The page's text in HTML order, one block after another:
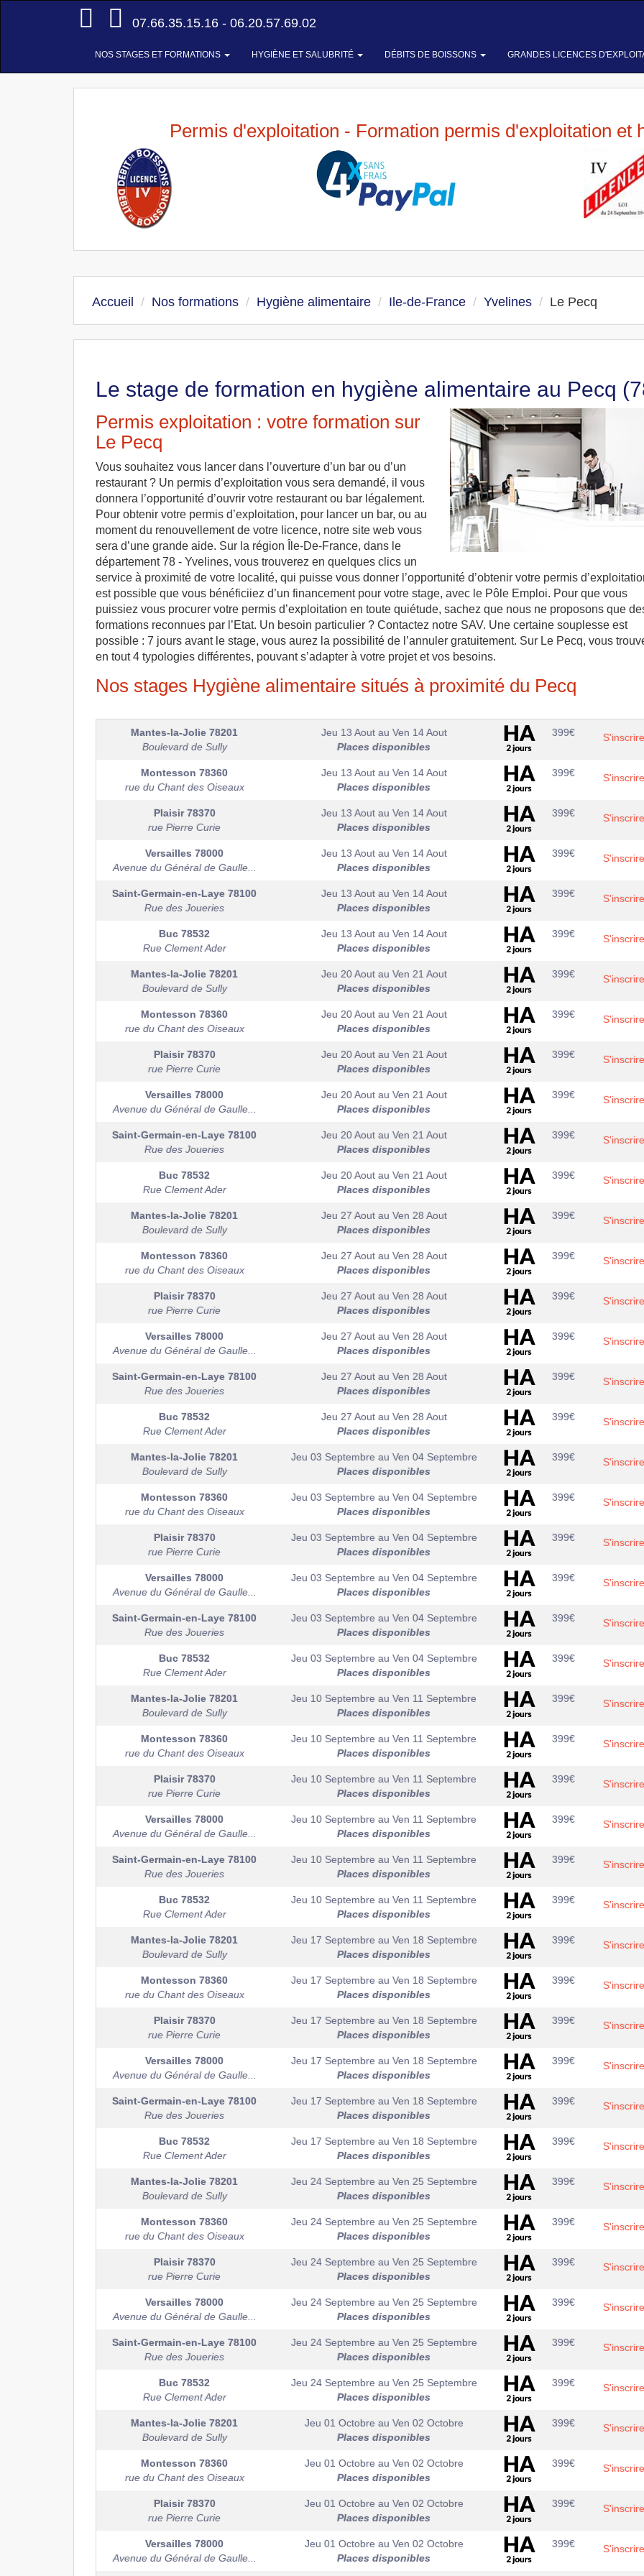
Accueil
07.66.35.15.16 - 06.20.57.69.02
NOS STAGES ET FORMATIONS HYGIÈNE ET SALUBRITÉ DÉBITS DE BOISSONS GRANDES LICENCES
Permis d'exploitation - Formation permis d'exploitation et
Accueil Nos formations Hygiène alimentaire Ile-de-France Yvelines Le Pecq
Le stage de formation en hygiène alimentaire au Pecq
Permis exploitation : votre formation sur
Le Pecq
Vous souhaitez vous lancer dans l’ouverture d’un bar ou d’un
restaurant ? Un permis d’exploitation vous sera demandé, il vous
donnera l’opportunité d’ouvrir votre restaurant ou bar légalement.
Pour obtenir votre permis d’exploitation, pour lancer un bar, ou au
moment du renouvellement de votre licence, notre site web vous
sera d’une grande aide. Sur la région Île-De-France, dans le
département 78 - Yvelines, vous trouverez en quelques clics un
service à proximité de votre localité, qui puisse vous donner l’opportunité d’obtenir votre permis
est possible que vous bénéficiiez d’un financement pour votre stage, avec le Pôle Emploi. Pour que vous
puissiez vous procurer votre permis d’exploitation en toute quiétude, sachez que nous ne proposons que
formations reconnues par l’Etat. Un besoin particulier ? Contactez notre SAV. Une certaine souplesse est
possible : 7 jours avant le stage, vous aurez la possibilité de l’annuler gratuitement. Sur Le Pecq, vous
en tout 4 typologies différentes, pouvant s’adapter à votre projet et vos besoins.
Nos stages Hygiène alimentaire situés à proximité du Pecq
Mantes-la-Jolie 78201
Boulevard de Sully
Jeu 13 Aout au Ven 14 Aout
Places disponibles
399€ S'inscrire
Montesson 78360
rue du Chant des Oiseaux
Jeu 13 Aout au Ven 14 Aout
Places disponibles
399€ S'inscrire
Plaisir78370
rue Pierre Curie
Jeu 13 Aout au Ven 14 Aout
Places disponibles
399€ S'inscrire
Versailles 78000
Avenue du Général de Gaulle...
Jeu 13 Aout au Ven 14 Aout
Places disponibles
399€ S'inscrire
Saint-Germain-en-Laye 78100
Rue des Joueries
Jeu 13 Aout au Ven 14 Aout
Places disponibles
399€ S'inscrire
Buc 78532
Rue Clement Ader
Jeu 13 Aout au Ven 14 Aout
Places disponibles
399€ S'inscrire
Mantes-la-Jolie 78201
Boulevard de Sully
Jeu 20 Aout au Ven 21 Aout
Places disponibles
399€ S'inscrire
Montesson 78360
rue du Chant des Oiseaux
Jeu 20 Aout au Ven 21 Aout
Places disponibles
399€ S'inscrire
Plaisir78370
rue Pierre Curie
Jeu 20 Aout au Ven 21 Aout
Places disponibles
399€ S'inscrire
Versailles 78000
Avenue du Général de Gaulle...
Jeu 20 Aout au Ven 21 Aout
Places disponibles
399€ S'inscrire
Saint-Germain-en-Laye 78100
Rue des Joueries
Jeu 20 Aout au Ven 21 Aout
Places disponibles
399€ S'inscrire
Buc 78532
Rue Clement Ader
Jeu 20 Aout au Ven 21 Aout
Places disponibles
399€ S'inscrire
Mantes-la-Jolie 78201
Boulevard de Sully
Jeu 27 Aout au Ven 28 Aout
Places disponibles
399€ S'inscrire
Montesson 78360
rue du Chant des Oiseaux
Jeu 27 Aout au Ven 28 Aout
Places disponibles
399€ S'inscrire
Plaisir78370
rue Pierre Curie
Jeu 27 Aout au Ven 28 Aout
Places disponibles
399€ S'inscrire
Versailles 78000
Avenue du Général de Gaulle...
Jeu 27 Aout au Ven 28 Aout
Places disponibles
399€ S'inscrire
Saint-Germain-en-Laye 78100
Rue des Joueries
Jeu 27 Aout au Ven 28 Aout
Places disponibles
399€ S'inscrire
Buc 78532
Rue Clement Ader
Jeu 27 Aout au Ven 28 Aout
Places disponibles
399€ S'inscrire
Mantes-la-Jolie 78201
Boulevard de Sully
Jeu 03 Septembre au Ven 04 Septembre
Places disponibles
399€ S'inscrire
Montesson 78360
rue du Chant des Oiseaux
Jeu 03 Septembre au Ven 04 Septembre
Places disponibles
399€ S'inscrire
Plaisir78370
rue Pierre Curie
Jeu 03 Septembre au Ven 04 Septembre
Places disponibles
399€ S'inscrire
Versailles 78000
Avenue du Général de Gaulle...
Jeu 03 Septembre au Ven 04 Septembre
Places disponibles
399€ S'inscrire
Saint-Germain-en-Laye 78100
Rue des Joueries
Jeu 03 Septembre au Ven 04 Septembre
Places disponibles
399€ S'inscrire
Buc 78532
Rue Clement Ader
Jeu 03 Septembre au Ven 04 Septembre
Places disponibles
399€ S'inscrire
Mantes-la-Jolie 78201
Boulevard de Sully
Jeu 10 Septembre au Ven 11 Septembre
Places disponibles
399€ S'inscrire
Montesson 78360
rue du Chant des Oiseaux
Jeu 10 Septembre au Ven 11 Septembre
Places disponibles
399€ S'inscrire
Plaisir78370
rue Pierre Curie
Jeu 10 Septembre au Ven 11 Septembre
Places disponibles
399€ S'inscrire
Versailles 78000
Avenue du Général de Gaulle...
Jeu 10 Septembre au Ven 11 Septembre
Places disponibles
399€ S'inscrire
Saint-Germain-en-Laye 78100
Rue des Joueries
Jeu 10 Septembre au Ven 11 Septembre
Places disponibles
399€ S'inscrire
Buc 78532
Rue Clement Ader
Jeu 10 Septembre au Ven 11 Septembre
Places disponibles
399€ S'inscrire
Mantes-la-Jolie 78201
Boulevard de Sully
Jeu 17 Septembre au Ven 18 Septembre
Places disponibles
399€ S'inscrire
Montesson 78360
rue du Chant des Oiseaux
Jeu 17 Septembre au Ven 18 Septembre
Places disponibles
399€ S'inscrire
Plaisir78370
rue Pierre Curie
Jeu 17 Septembre au Ven 18 Septembre
Places disponibles
399€ S'inscrire
Versailles 78000
Avenue du Général de Gaulle...
Jeu 17 Septembre au Ven 18 Septembre
Places disponibles
399€ S'inscrire
Saint-Germain-en-Laye 78100
Rue des Joueries
Jeu 17 Septembre au Ven 18 Septembre
Places disponibles
399€ S'inscrire
Buc 78532
Rue Clement Ader
Jeu 17 Septembre au Ven 18 Septembre
Places disponibles
399€ S'inscrire
Mantes-la-Jolie 78201
Boulevard de Sully
Jeu 24 Septembre au Ven 25 Septembre
Places disponibles
399€ S'inscrire
Montesson 78360
rue du Chant des Oiseaux
Jeu 24 Septembre au Ven 25 Septembre
Places disponibles
399€ S'inscrire
Plaisir78370
rue Pierre Curie
Jeu 24 Septembre au Ven 25 Septembre
Places disponibles
399€ S'inscrire
Versailles 78000
Avenue du Général de Gaulle...
Jeu 24 Septembre au Ven 25 Septembre
Places disponibles
399€ S'inscrire
Saint-Germain-en-Laye 78100
Rue des Joueries
Jeu 24 Septembre au Ven 25 Septembre
Places disponibles
399€ S'inscrire
Buc 78532
Rue Clement Ader
Jeu 24 Septembre au Ven 25 Septembre
Places disponibles
399€ S'inscrire
Mantes-la-Jolie 78201
Boulevard de Sully
Jeu 01 Octobre au Ven 02 Octobre
Places disponibles
399€ S'inscrire
Montesson 78360
rue du Chant des Oiseaux
Jeu 01 Octobre au Ven 02 Octobre
Places disponibles
399€ S'inscrire
Plaisir78370
rue Pierre Curie
Jeu 01 Octobre au Ven 02 Octobre
Places disponibles
399€ S'inscrire
Versailles 78000
Avenue du Général de Gaulle...
Jeu 01 Octobre au Ven 02 Octobre
Places disponibles
399€ S'inscrire